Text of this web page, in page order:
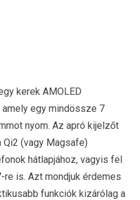
kerek AMOLED
amely egy mindössze 7
nyom. Az apró kijelzőt
(vagy Magsafe)
hátlapjához, vagyis fel
is. Azt mondjuk érdemes
funkciók kizárólag a